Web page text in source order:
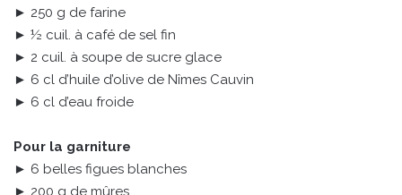
► 250 g de farine
► ½ cuil. à café de sel fin
► 2 cuil. à soupe de sucre glace
► 6 cl d’huile d’olive de Nîmes Cauvin
► 6 cl d’eau froide
Pour la garniture
► 6 belles figues blanches
► 200 g de mûres